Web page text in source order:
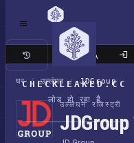
CHECKLEAKED.CC
लोड हो रहा है
क्लासिक साइट
घर / उल्लंघन / JDGroup
उल्लंघन रजिस्ट्री
JDGroup